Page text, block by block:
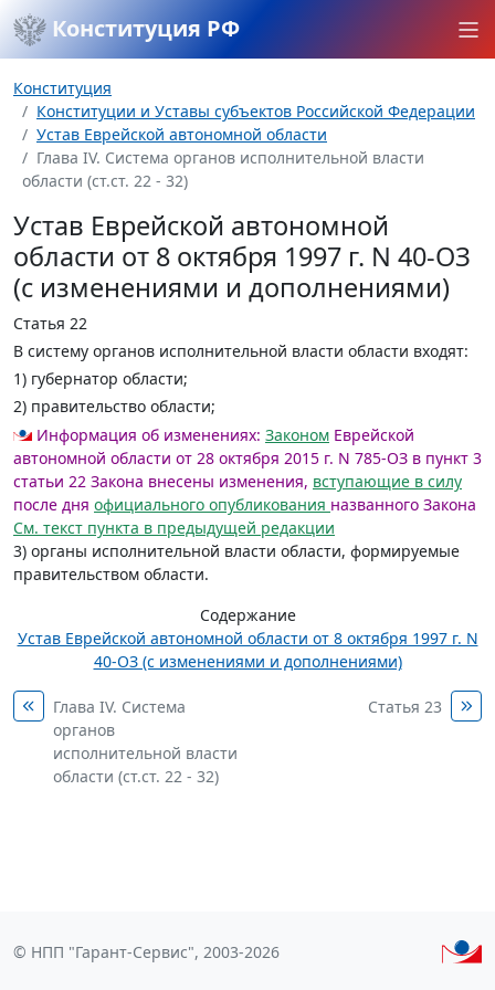
Конституция РФ
Конституция
Конституции и Уставы субъектов Российской Федерации
Устав Еврейской автономной области
Глава IV. Система органов исполнительной власти
области (ст.ст. 22 - 32)
Устав Еврейской автономной
области от 8 октября 1997 г. N 40-ОЗ
(с изменениями и дополнениями)
Статья 22
В систему органов исполнительной власти области входят:
1) губернатор области;
2) правительство области;
Информация об изменениях: Законом Еврейской
автономной области от 28 октября 2015 г. N 785-ОЗ в пункт 3
статьи 22 Закона внесены изменения, вступающие в силу
после дня официального опубликования названного Закона
См. текст пункта в предыдущей редакции
3) органы исполнительной власти области, формируемые
правительством области.
Содержание
Устав Еврейской автономной области от 8 октября 1997 г. N
40-ОЗ (с изменениями и дополнениями)
Глава IV. Система
органов
исполнительной власти
области (ст.ст. 22 - 32)
Статья 23
© НПП "Гарант-Сервис", 2003-2026